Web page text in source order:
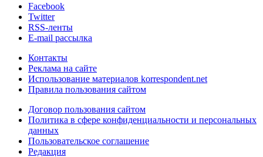
Facebook
Twitter
RSS-ленты
E-mail рассылка
Контакты
Реклама на сайте
Использование материалов korrespondent.net
Правила пользования сайтом
Договор пользования сайтом
Политика в сфере конфиденциальности и персональных
данных
Пользовательское соглашение
Редакция